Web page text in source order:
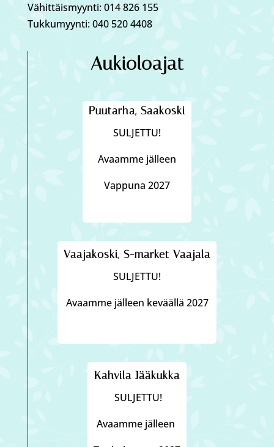
Vähittäismyynti: 014 826 155
Tukkumyynti: 040 520 4408
Aukioloajat
Puutarha, Saakoski
SULJETTU!
Avaamme jälleen
Vappuna 2027
Vaajakoski, S-market Vaajala
SULJETTU!
Avaamme jälleen keväällä 2027
Kahvila Jääkukka
SULJETTU!
Avaamme jälleen